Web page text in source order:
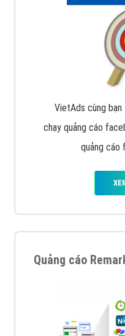
VietAds cùng
chạy quảng cáo
quảng cáo
Quảng cáo